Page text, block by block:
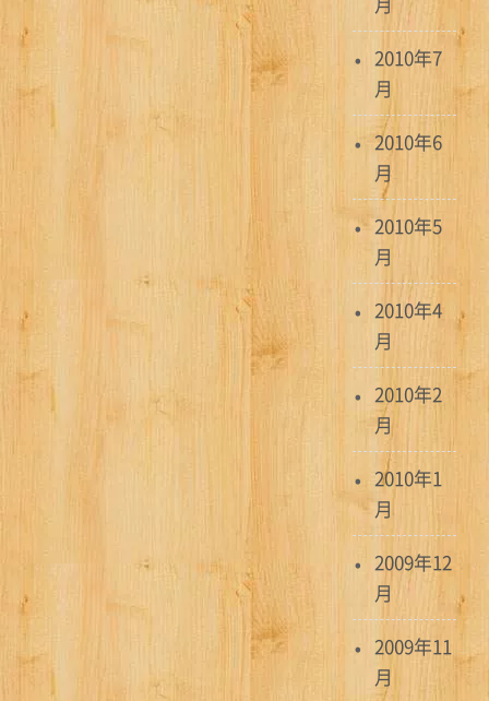
2010年7
月
2010年6
月
2010年5
月
2010年4
月
2010年2
月
2010年1
月
2009年12
月
2009年11
月